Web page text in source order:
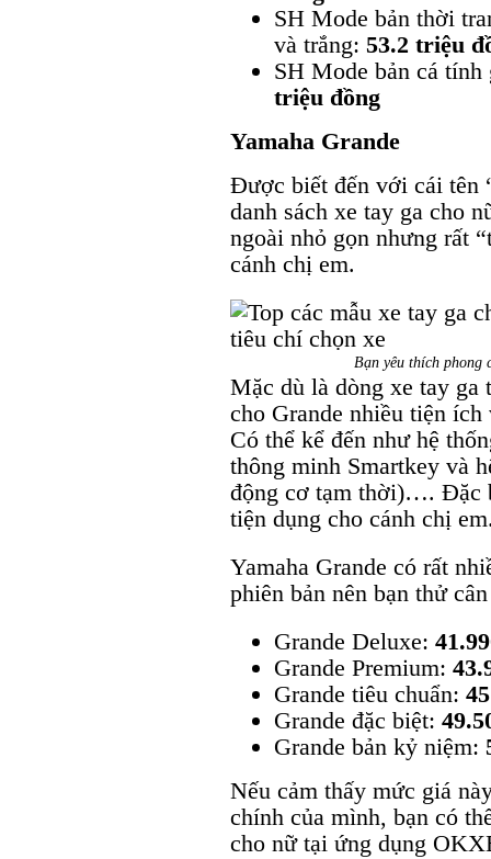
SH Mode bản thời
và trắng: 53.2 triệu
SH Mode bản cá
triệu đồng
Yamaha Grande
Được biết đến với cái tên
danh sách xe tay ga cho
ngoài nhỏ gọn nhưng rất
cánh chị em.
Bạn yêu thích phong
Mặc dù là dòng xe tay ga
cho Grande nhiều tiện
Có thể kể đến như hệ
thông minh Smartkey và
động cơ tạm thời)…. Đặc
tiện dụng cho cánh chị
Yamaha Grande có rất
phiên bản nên bạn thử
Grande Deluxe:
Grande Premium:
Grande tiêu chuẩn:
Grande đặc biệt:
Grande bản kỷ niệm:
Nếu cảm thấy mức giá
chính của mình, bạn có
cho nữ tại ứng dụng